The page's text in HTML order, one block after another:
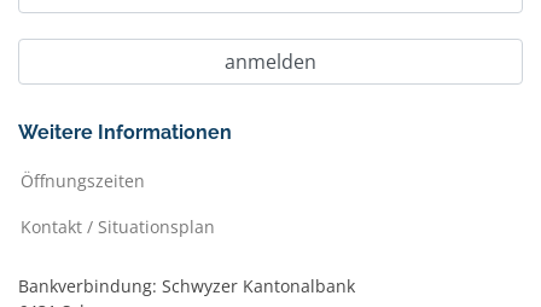
Weitere Informationen
Öffnungszeiten
Kontakt / Situationsplan
Bankverbindung: Schwyzer Kantonalbank